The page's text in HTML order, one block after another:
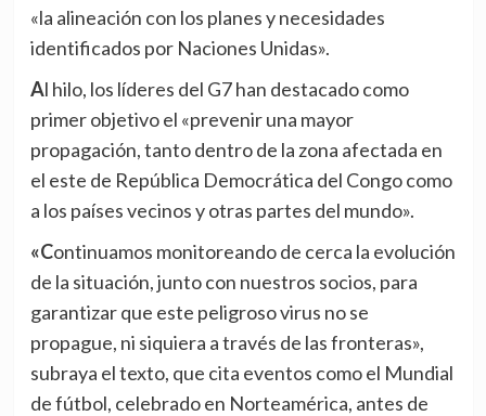
«la alineación con los planes y necesidades
identificados por Naciones Unidas».
Al hilo, los líderes del G7 han destacado como
primer objetivo el «prevenir una mayor
propagación, tanto dentro de la zona afectada en
el este de República Democrática del Congo como
a los países vecinos y otras partes del mundo».
«Continuamos monitoreando de cerca la evolución
de la situación, junto con nuestros socios, para
garantizar que este peligroso virus no se
propague, ni siquiera a través de las fronteras»,
subraya el texto, que cita eventos como el Mundial
de fútbol, celebrado en Norteamérica, antes de